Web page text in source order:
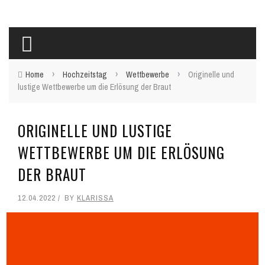
Home › Hochzeitstag › Wettbewerbe ›
Originelle und
lustige Wettbewerbe um die Erlösung der Braut
ORIGINELLE UND LUSTIGE
WETTBEWERBE UM DIE ERLÖSUNG
DER BRAUT
12.04.2022 BY KLARISSA